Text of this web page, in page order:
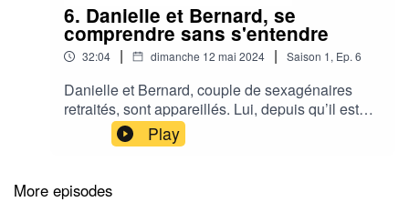
6. Danielle et Bernard, se
comprendre sans s'entendre
32:04 | dimanche 12 mai 2024 | Saison 1, Ep. 6
Danielle et Bernard, couple de sexagénaires
retraités, sont appareillés. Lui, depuis qu’il est
atteint d’une otospongiose et elle, depuis sa
tumeur bénigne sur le nerf auditif. Même si selon
on n’a pas besoin de se parler pour se
Play
More episodes